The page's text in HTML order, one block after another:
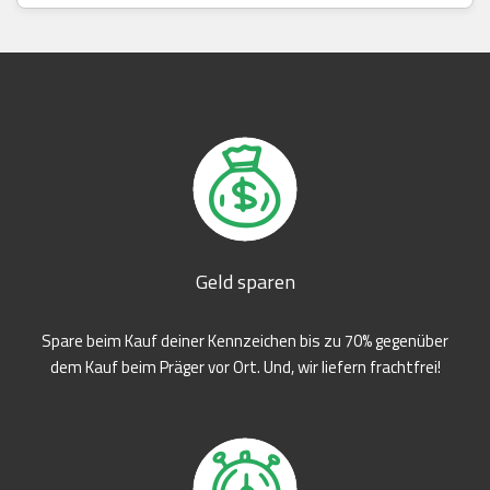
Geld sparen
Spare beim Kauf deiner Kennzeichen bis zu 70% gegenüber
dem Kauf beim Präger vor Ort. Und, wir liefern frachtfrei!